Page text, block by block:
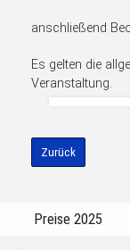
anschließend
Es gelten die
Veranstaltung.
Zurück
Preise 2025